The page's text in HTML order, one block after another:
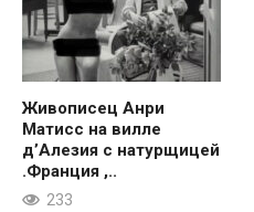
Живописец Анри
Матисс на вилле
д’Алезия с натурщицей
.Франция ,..
233